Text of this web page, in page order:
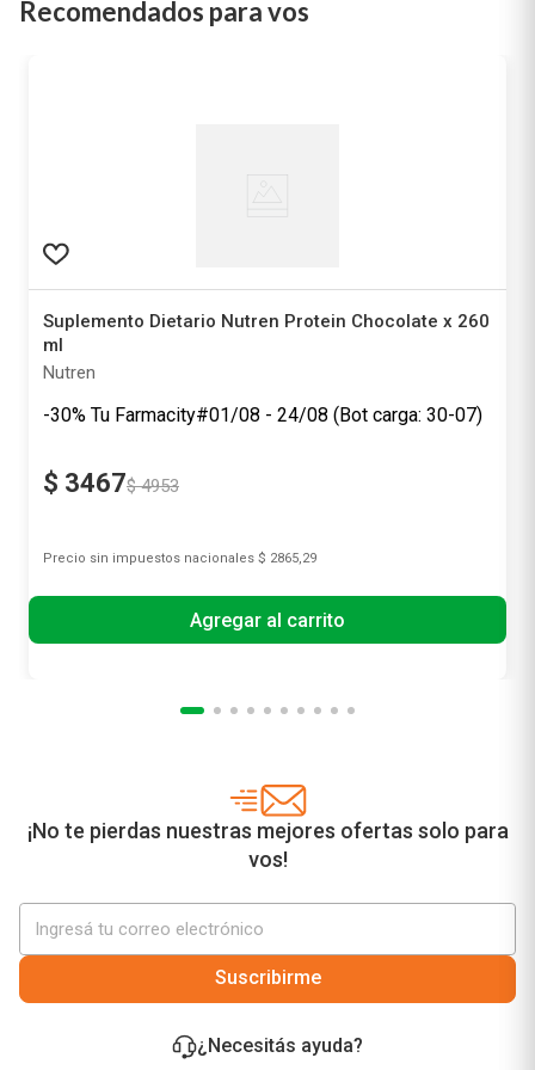
Recomendados para vos
Suplemento Dietario Nutren Protein Chocolate x 260
ml
Nutren
-30% Tu Farmacity#01/08 - 24/08 (Bot carga: 30-07)
$ 3467$ 4953
Precio sin impuestos nacionales $ 2865,29
Agregar al carrito
¡No te pierdas nuestras mejores ofertas solo para
vos!
Suscribirme
¿Necesitás ayuda?